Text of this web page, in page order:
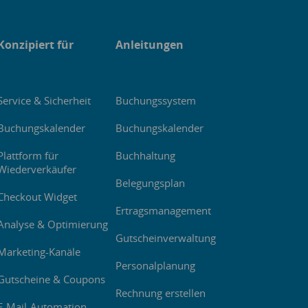
für
& Sicherheit
für
Widget
& Optimierung
Kanäle
& Coupons
Anleitungen
Buchungssystem
Buchungskalender
Buchhaltung
Belegungsplan
Ertragsmanagement
Gutscheinverwaltung
Personalplanung
Rechnung erstellen